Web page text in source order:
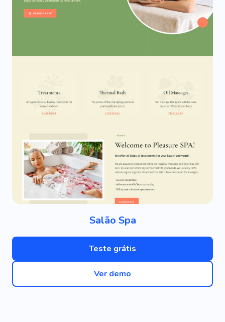
Salão Spa
Teste grátis
Ver demo